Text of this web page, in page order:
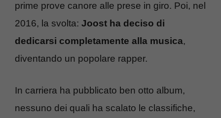
prime prove canore alle prese in giro. Poi, nel
2016, la svolta: Joost ha deciso di
dedicarsi completamente alla musica,
diventando un popolare rapper.
In carriera ha pubblicato ben otto album,
nessuno dei quali ha scalato le classifiche,